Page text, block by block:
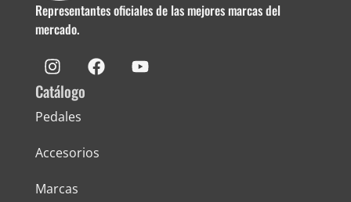
Representantes oficiales de las mejores marcas del
mercado.
Catálogo
Pedales
Accesorios
Marcas